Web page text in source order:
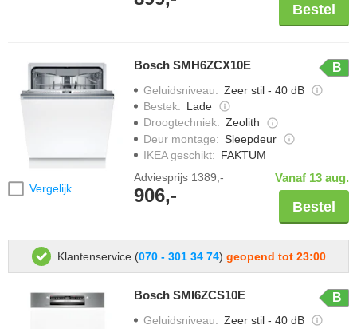
Bestel
Vergelijk
Bosch SMH6ZCX10E B
Geluidsniveau: Zeer stil - 40 dB
Bestek: Lade
Droogtechniek: Zeolith
Deur montage: Sleepdeur
IKEA geschikt: FAKTUM
Adviesprijs 1389,-
906,-
Vanaf 13 aug.
Bestel
Klantenservice (070 - 301 34 74) geopend tot 23:00
Bosch SMI6ZCS10E B
Geluidsniveau: Zeer stil - 40 dB